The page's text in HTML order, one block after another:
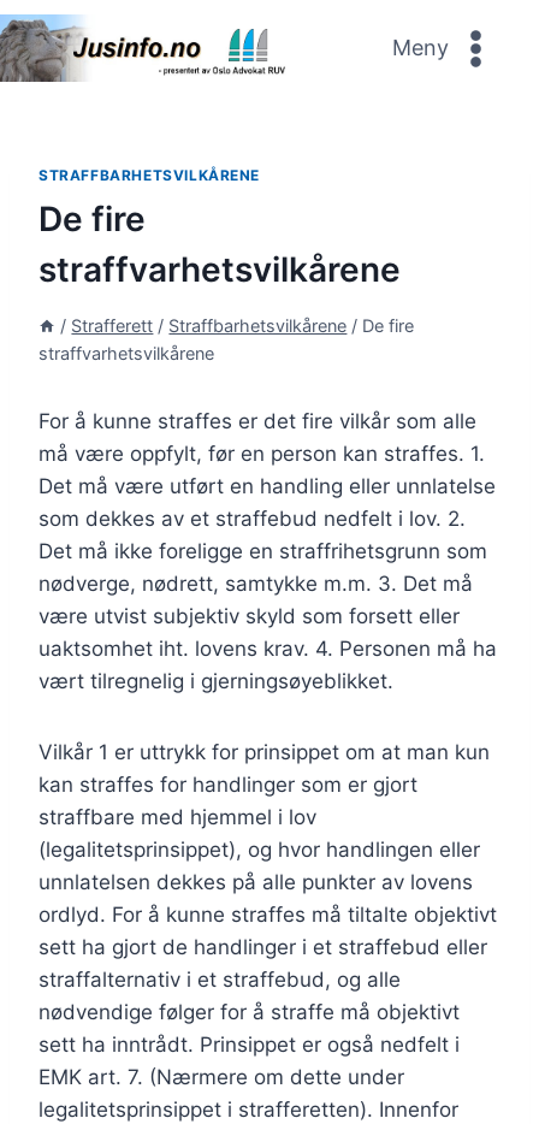
Skip
to
content
Meny
STRAFFBARHETSVILKÅRENE
De fire
straffvarhetsvilkårene
/ Strafferett / Straffbarhetsvilkårene / De fire
straffvarhetsvilkårene
For å kunne straffes er det fire vilkår som alle
må være oppfylt, før en person kan straffes. 1.
Det må være utført en handling eller unnlatelse
som dekkes av et straffebud nedfelt i lov. 2.
Det må ikke foreligge en straffrihetsgrunn som
nødverge, nødrett, samtykke m.m. 3. Det må
være utvist subjektiv skyld som forsett eller
uaktsomhet iht. lovens krav. 4. Personen må ha
vært tilregnelig i gjerningsøyeblikket.
Vilkår 1 er uttrykk for prinsippet om at man kun
kan straffes for handlinger som er gjort
straffbare med hjemmel i lov
(legalitetsprinsippet), og hvor handlingen eller
unnlatelsen dekkes på alle punkter av lovens
ordlyd. For å kunne straffes må tiltalte objektivt
sett ha gjort de handlinger i et straffebud eller
straffalternativ i et straffebud, og alle
nødvendige følger for å straffe må objektivt
sett ha inntrådt. Prinsippet er også nedfelt i
EMK art. 7. (Nærmere om dette under
legalitetsprinsippet i strafferetten). Innenfor